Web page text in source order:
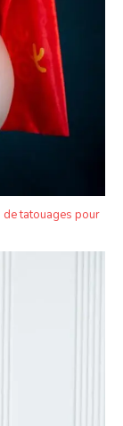
de tatouages pour